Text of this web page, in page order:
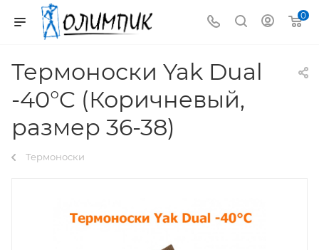
0
Термоноски Yak Dual
-40°C (Коричневый,
размер 36-38)
Термоноски